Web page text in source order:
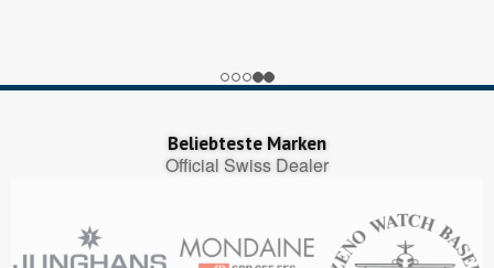
Beliebteste Marken
Official Swiss Dealer